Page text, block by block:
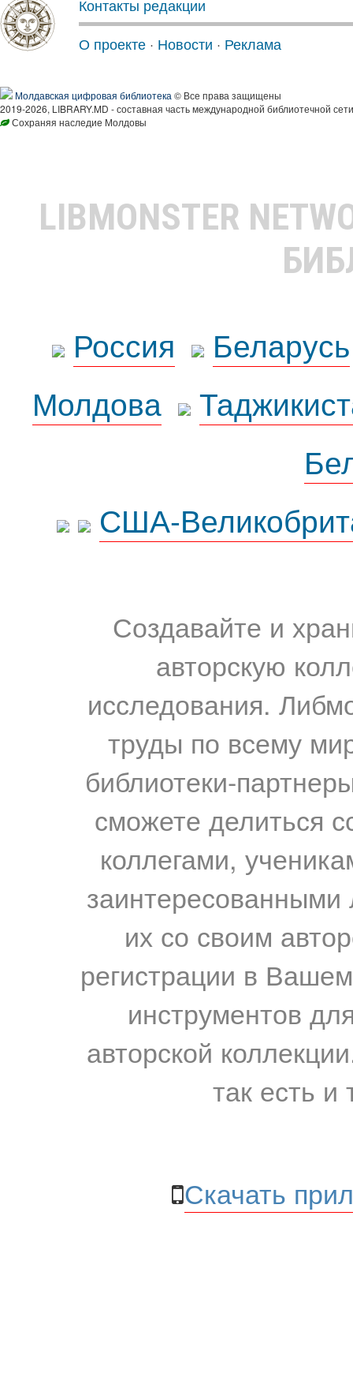
Контакты редакции
О проекте · Новости · Реклама
Молдавская цифровая библиотека © Все права защищены
2019-2026, LIBRARY.MD - составная часть международной библиотечной
Сохраняя наследие Молдовы
LIBMONSTER
Россия
Беларусь
Молдова
США-
Создавайте и
авторскую
исследования.
труды по всему
библиотеки-
сможете делиться
коллегами,
их со своим
регистрации в
инструментов
авторской
так есть и
Скачать